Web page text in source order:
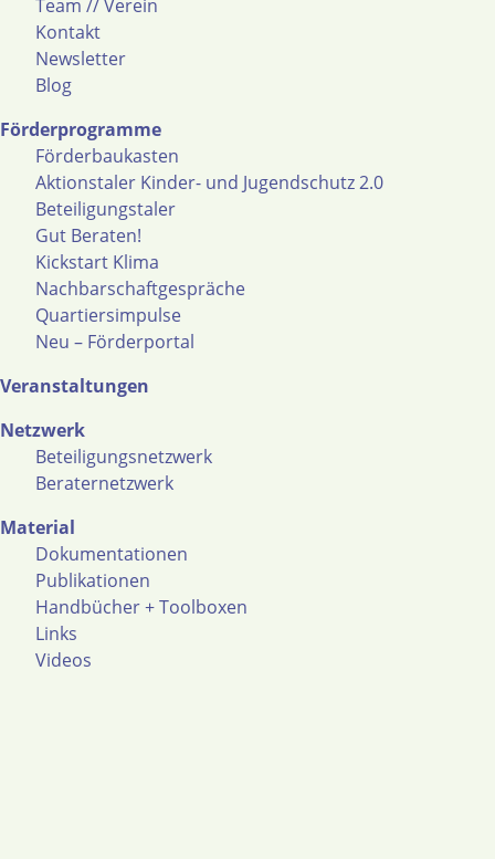
Team // Verein
Kontakt
Newsletter
Blog
Förderprogramme
Förderbaukasten
Aktionstaler Kinder- und Jugendschutz 2.0
Beteiligungstaler
Gut Beraten!
Kickstart Klima
Nachbarschaftgespräche
Quartiersimpulse
Neu – Förderportal
Veranstaltungen
Netzwerk
Beteiligungsnetzwerk
Beraternetzwerk
Material
Dokumentationen
Publikationen
Handbücher + Toolboxen
Links
Videos